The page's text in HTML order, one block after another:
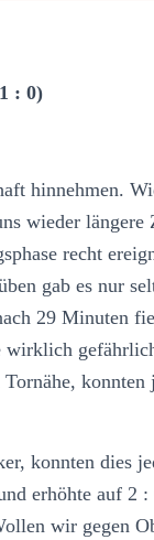
: 0)
hinnehmen.
wieder
recht
gab es nur
29 Minuten
wirklich
konnten dies
erhöhte auf 2
wir gegen